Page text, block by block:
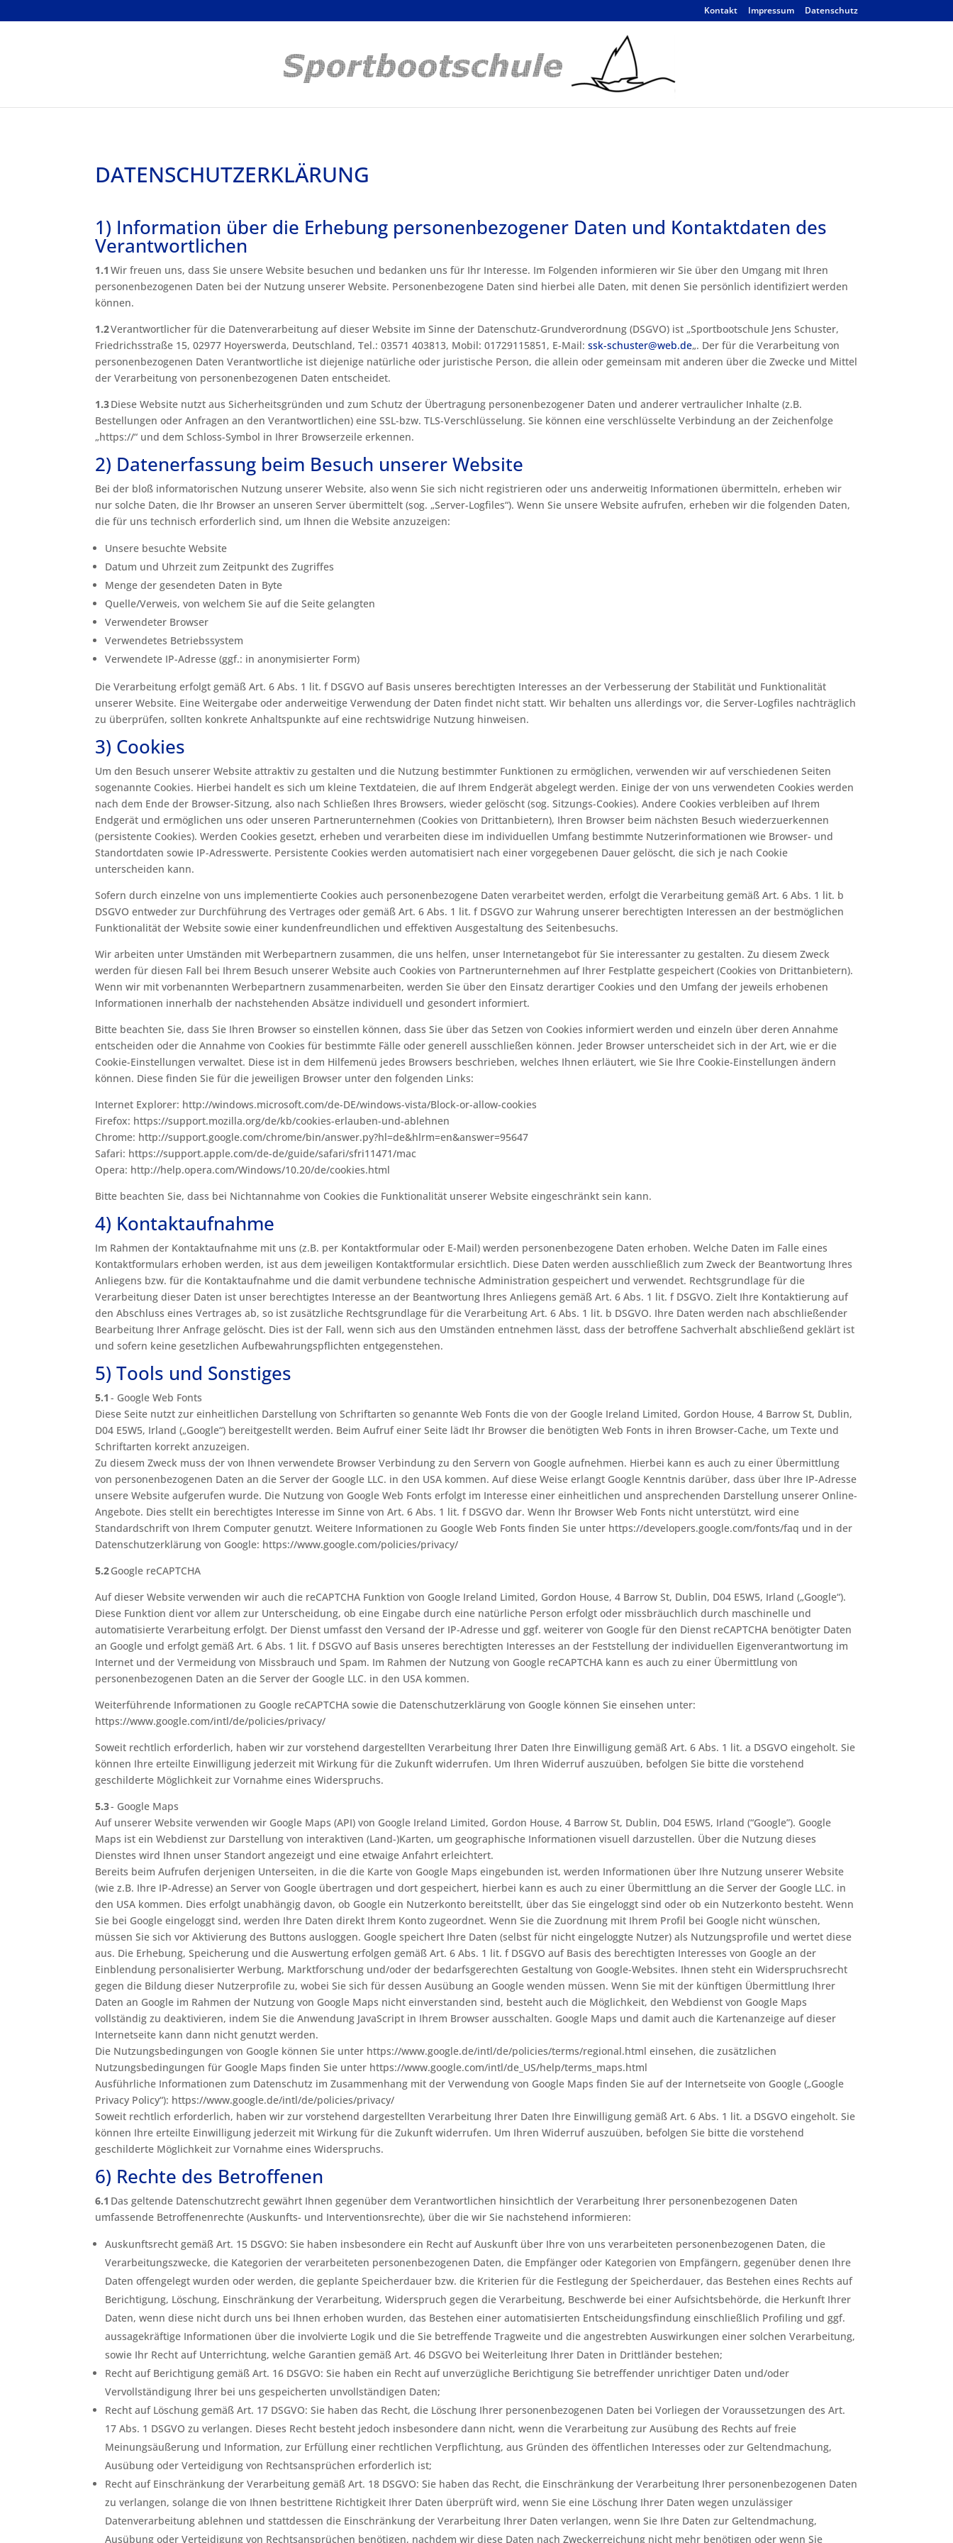
Kontakt Impressum Datenschutz
DATENSCHUTZERKLÄRUNG
1) Information über die Erhebung personenbezogener Daten und Kontaktdaten des
Verantwortlichen
1.1 Wir freuen uns, dass Sie unsere Website besuchen und bedanken uns für Ihr Interesse. Im Folgenden informieren wir Sie über den Umgang mit Ihren
personenbezogenen Daten bei der Nutzung unserer Website. Personenbezogene Daten sind hierbei alle Daten, mit denen Sie persönlich identifiziert werden
können.
1.2Verantwortlicher für die Datenverarbeitung auf dieser Website im Sinne der Datenschutz-Grundverordnung (DSGVO) ist „Sportbootschule Jens Schuster,
Friedrichsstraße 15, 02977 Hoyerswerda, Deutschland, Tel.: 03571 403813, Mobil: 01729115851, E-Mail:ssk-schuster@web.de„. Der für die Verarbeitung von
personenbezogenen Daten Verantwortliche ist diejenige natürliche oder juristische Person, die allein oder gemeinsam mit anderen über die Zwecke und Mittel
der Verarbeitung von personenbezogenen Daten entscheidet.
1.3Diese Website nutzt aus Sicherheitsgründen und zum Schutz der Übertragung personenbezogener Daten und anderer vertraulicher Inhalte (z.B.
Bestellungen oder Anfragen an den Verantwortlichen) eine SSL-bzw. TLS-Verschlüsselung. Sie können eine verschlüsselte Verbindung an der Zeichenfolge
„https://“ und dem Schloss-Symbol in Ihrer Browserzeile erkennen.
2) Datenerfassung beim Besuch unserer Website
Bei der bloß informatorischen Nutzung unserer Website, also wenn Sie sich nicht registrieren oder uns anderweitig Informationen übermitteln, erheben wir
nur solche Daten, die Ihr Browser an unseren Server übermittelt (sog. „Server-Logfiles“). Wenn Sie unsere Website aufrufen, erheben wir die folgenden Daten,
die für uns technisch erforderlich sind, um Ihnen die Website anzuzeigen:
Unsere besuchte Website
Datum und Uhrzeit zum Zeitpunkt des Zugriffes
Menge der gesendeten Daten in Byte
Quelle/Verweis, von welchem Sie auf die Seite gelangten
Verwendeter Browser
Verwendetes Betriebssystem
Verwendete IP-Adresse (ggf.: in anonymisierter Form)
Die Verarbeitung erfolgt gemäß Art. 6 Abs. 1 lit. f DSGVO auf Basis unseres berechtigten Interesses an der Verbesserung der Stabilität und Funktionalität
unserer Website. Eine Weitergabe oder anderweitige Verwendung der Daten findet nicht statt. Wir behalten uns allerdings vor, die Server-Logfiles nachträglich
zu überprüfen, sollten konkrete Anhaltspunkte auf eine rechtswidrige Nutzung hinweisen.
3) Cookies
Um den Besuch unserer Website attraktiv zu gestalten und die Nutzung bestimmter Funktionen zu ermöglichen, verwenden wir auf verschiedenen Seiten
sogenannte Cookies. Hierbei handelt es sich um kleine Textdateien, die auf Ihrem Endgerät abgelegt werden. Einige der von uns verwendeten Cookies werden
nach dem Ende der Browser-Sitzung, also nach Schließen Ihres Browsers, wieder gelöscht (sog. Sitzungs-Cookies). Andere Cookies verbleiben auf Ihrem
Endgerät und ermöglichen uns oder unseren Partnerunternehmen (Cookies von Drittanbietern), Ihren Browser beim nächsten Besuch wiederzuerkennen
(persistente Cookies). Werden Cookies gesetzt, erheben und verarbeiten diese im individuellen Umfang bestimmte Nutzerinformationen wie Browser- und
Standortdaten sowie IP-Adresswerte. Persistente Cookies werden automatisiert nach einer vorgegebenen Dauer gelöscht, die sich je nach Cookie
unterscheiden kann.
Sofern durch einzelne von uns implementierte Cookies auch personenbezogene Daten verarbeitet werden, erfolgt die Verarbeitung gemäß Art. 6 Abs. 1 lit. b
DSGVO entweder zur Durchführung des Vertrages oder gemäß Art. 6 Abs. 1 lit. f DSGVO zur Wahrung unserer berechtigten Interessen an der bestmöglichen
Funktionalität der Website sowie einer kundenfreundlichen und effektiven Ausgestaltung des Seitenbesuchs.
Wir arbeiten unter Umständen mit Werbepartnern zusammen, die uns helfen, unser Internetangebot für Sie interessanter zu gestalten. Zu diesem Zweck
werden für diesen Fall bei Ihrem Besuch unserer Website auch Cookies von Partnerunternehmen auf Ihrer Festplatte gespeichert (Cookies von Drittanbietern).
Wenn wir mit vorbenannten Werbepartnern zusammenarbeiten, werden Sie über den Einsatz derartiger Cookies und den Umfang der jeweils erhobenen
Informationen innerhalb der nachstehenden Absätze individuell und gesondert informiert.
Bitte beachten Sie, dass Sie Ihren Browser so einstellen können, dass Sie über das Setzen von Cookies informiert werden und einzeln über deren Annahme
entscheiden oder die Annahme von Cookies für bestimmte Fälle oder generell ausschließen können. Jeder Browser unterscheidet sich in der Art, wie er die
Cookie-Einstellungen verwaltet. Diese ist in dem Hilfemenü jedes Browsers beschrieben, welches Ihnen erläutert, wie Sie Ihre Cookie-Einstellungen ändern
können. Diese finden Sie für die jeweiligen Browser unter den folgenden Links:
Internet Explorer: http://windows.microsoft.com/de-DE/windows-vista/Block-or-allow-cookies
Firefox: https://support.mozilla.org/de/kb/cookies-erlauben-und-ablehnen
Chrome: http://support.google.com/chrome/bin/answer.py?hl=de&hlrm=en&answer=95647
Safari: https://support.apple.com/de-de/guide/safari/sfri11471/mac
Opera: http://help.opera.com/Windows/10.20/de/cookies.html
Bitte beachten Sie, dass bei Nichtannahme von Cookies die Funktionalität unserer Website eingeschränkt sein kann.
4) Kontaktaufnahme
Im Rahmen der Kontaktaufnahme mit uns (z.B. per Kontaktformular oder E-Mail) werden personenbezogene Daten erhoben. Welche Daten im Falle eines
Kontaktformulars erhoben werden, ist aus dem jeweiligen Kontaktformular ersichtlich. Diese Daten werden ausschließlich zum Zweck der Beantwortung Ihres
Anliegens bzw. für die Kontaktaufnahme und die damit verbundene technische Administration gespeichert und verwendet. Rechtsgrundlage für die
Verarbeitung dieser Daten ist unser berechtigtes Interesse an der Beantwortung Ihres Anliegens gemäß Art. 6 Abs. 1 lit. f DSGVO. Zielt Ihre Kontaktierung auf
den Abschluss eines Vertrages ab, so ist zusätzliche Rechtsgrundlage für die Verarbeitung Art. 6 Abs. 1 lit. b DSGVO. Ihre Daten werden nach abschließender
Bearbeitung Ihrer Anfrage gelöscht. Dies ist der Fall, wenn sich aus den Umständen entnehmen lässt, dass der betroffene Sachverhalt abschließend geklärt ist
und sofern keine gesetzlichen Aufbewahrungspflichten entgegenstehen.
5) Tools und Sonstiges
5.1 - Google Web Fonts
Diese Seite nutzt zur einheitlichen Darstellung von Schriftarten so genannte Web Fonts die von der Google Ireland Limited, Gordon House, 4 Barrow St, Dublin,
D04 E5W5, Irland („Google“) bereitgestellt werden. Beim Aufruf einer Seite lädt Ihr Browser die benötigten Web Fonts in ihren Browser-Cache, um Texte und
Schriftarten korrekt anzuzeigen.
Zu diesem Zweck muss der von Ihnen verwendete Browser Verbindung zu den Servern von Google aufnehmen. Hierbei kann es auch zu einer Übermittlung
von personenbezogenen Daten an die Server der Google LLC. in den USA kommen. Auf diese Weise erlangt Google Kenntnis darüber, dass über Ihre IP-Adresse
unsere Website aufgerufen wurde. Die Nutzung von Google Web Fonts erfolgt im Interesse einer einheitlichen und ansprechenden Darstellung unserer Online-
Angebote. Dies stellt ein berechtigtes Interesse im Sinne von Art. 6 Abs. 1 lit. f DSGVO dar. Wenn Ihr Browser Web Fonts nicht unterstützt, wird eine
Standardschrift von Ihrem Computer genutzt. Weitere Informationen zu Google Web Fonts finden Sie unter https://developers.google.com/fonts/faq und in der
Datenschutzerklärung von Google: https://www.google.com/policies/privacy/
5.2Google reCAPTCHA
Auf dieser Website verwenden wir auch die reCAPTCHA Funktion von Google Ireland Limited, Gordon House, 4 Barrow St, Dublin, D04 E5W5, Irland („Google“).
Diese Funktion dient vor allem zur Unterscheidung, ob eine Eingabe durch eine natürliche Person erfolgt oder missbräuchlich durch maschinelle und
automatisierte Verarbeitung erfolgt. Der Dienst umfasst den Versand der IP-Adresse und ggf. weiterer von Google für den Dienst reCAPTCHA benötigter Daten
an Google und erfolgt gemäß Art. 6 Abs. 1 lit. f DSGVO auf Basis unseres berechtigten Interesses an der Feststellung der individuellen Eigenverantwortung im
Internet und der Vermeidung von Missbrauch und Spam. Im Rahmen der Nutzung von Google reCAPTCHA kann es auch zu einer Übermittlung von
personenbezogenen Daten an die Server der Google LLC. in den USA kommen.
Weiterführende Informationen zu Google reCAPTCHA sowie die Datenschutzerklärung von Google können Sie einsehen unter:
https://www.google.com/intl/de/policies/privacy/
Soweit rechtlich erforderlich, haben wir zur vorstehend dargestellten Verarbeitung Ihrer Daten Ihre Einwilligung gemäß Art. 6 Abs. 1 lit. a DSGVO eingeholt. Sie
können Ihre erteilte Einwilligung jederzeit mit Wirkung für die Zukunft widerrufen. Um Ihren Widerruf auszuüben, befolgen Sie bitte die vorstehend
geschilderte Möglichkeit zur Vornahme eines Widerspruchs.
5.3- Google Maps
Auf unserer Website verwenden wir Google Maps (API) von Google Ireland Limited, Gordon House, 4 Barrow St, Dublin, D04 E5W5, Irland (“Google”). Google
Maps ist ein Webdienst zur Darstellung von interaktiven (Land-)Karten, um geographische Informationen visuell darzustellen. Über die Nutzung dieses
Dienstes wird Ihnen unser Standort angezeigt und eine etwaige Anfahrt erleichtert.
Bereits beim Aufrufen derjenigen Unterseiten, in die die Karte von Google Maps eingebunden ist, werden Informationen über Ihre Nutzung unserer Website
(wie z.B. Ihre IP-Adresse) an Server von Google übertragen und dort gespeichert, hierbei kann es auch zu einer Übermittlung an die Server der Google LLC. in
den USA kommen. Dies erfolgt unabhängig davon, ob Google ein Nutzerkonto bereitstellt, über das Sie eingeloggt sind oder ob ein Nutzerkonto besteht. Wenn
Sie bei Google eingeloggt sind, werden Ihre Daten direkt Ihrem Konto zugeordnet. Wenn Sie die Zuordnung mit Ihrem Profil bei Google nicht wünschen,
müssen Sie sich vor Aktivierung des Buttons ausloggen. Google speichert Ihre Daten (selbst für nicht eingeloggte Nutzer) als Nutzungsprofile und wertet diese
aus. Die Erhebung, Speicherung und die Auswertung erfolgen gemäß Art. 6 Abs. 1 lit. f DSGVO auf Basis des berechtigten Interesses von Google an der
Einblendung personalisierter Werbung, Marktforschung und/oder der bedarfsgerechten Gestaltung von Google-Websites. Ihnen steht ein Widerspruchsrecht
gegen die Bildung dieser Nutzerprofile zu, wobei Sie sich für dessen Ausübung an Google wenden müssen. Wenn Sie mit der künftigen Übermittlung Ihrer
Daten an Google im Rahmen der Nutzung von Google Maps nicht einverstanden sind, besteht auch die Möglichkeit, den Webdienst von Google Maps
vollständig zu deaktivieren, indem Sie die Anwendung JavaScript in Ihrem Browser ausschalten. Google Maps und damit auch die Kartenanzeige auf dieser
Internetseite kann dann nicht genutzt werden.
Die Nutzungsbedingungen von Google können Sie unter https://www.google.de/intl/de/policies/terms/regional.html einsehen, die zusätzlichen
Nutzungsbedingungen für Google Maps finden Sie unter https://www.google.com/intl/de_US/help/terms_maps.html
Ausführliche Informationen zum Datenschutz im Zusammenhang mit der Verwendung von Google Maps finden Sie auf der Internetseite von Google („Google
Privacy Policy“): https://www.google.de/intl/de/policies/privacy/
Soweit rechtlich erforderlich, haben wir zur vorstehend dargestellten Verarbeitung Ihrer Daten Ihre Einwilligung gemäß Art. 6 Abs. 1 lit. a DSGVO eingeholt. Sie
können Ihre erteilte Einwilligung jederzeit mit Wirkung für die Zukunft widerrufen. Um Ihren Widerruf auszuüben, befolgen Sie bitte die vorstehend
geschilderte Möglichkeit zur Vornahme eines Widerspruchs.
6) Rechte des Betroffenen
6.1 Das geltende Datenschutzrecht gewährt Ihnen gegenüber dem Verantwortlichen hinsichtlich der Verarbeitung Ihrer personenbezogenen Daten
umfassende Betroffenenrechte (Auskunfts- und Interventionsrechte), über die wir Sie nachstehend informieren:
Auskunftsrecht gemäß Art. 15 DSGVO: Sie haben insbesondere ein Recht auf Auskunft über Ihre von uns verarbeiteten personenbezogenen Daten, die
Verarbeitungszwecke, die Kategorien der verarbeiteten personenbezogenen Daten, die Empfänger oder Kategorien von Empfängern, gegenüber denen Ihre
Daten offengelegt wurden oder werden, die geplante Speicherdauer bzw. die Kriterien für die Festlegung der Speicherdauer, das Bestehen eines Rechts auf
Berichtigung, Löschung, Einschränkung der Verarbeitung, Widerspruch gegen die Verarbeitung, Beschwerde bei einer Aufsichtsbehörde, die Herkunft Ihrer
Daten, wenn diese nicht durch uns bei Ihnen erhoben wurden, das Bestehen einer automatisierten Entscheidungsfindung einschließlich Profiling und ggf.
aussagekräftige Informationen über die involvierte Logik und die Sie betreffende Tragweite und die angestrebten Auswirkungen einer solchen Verarbeitung,
sowie Ihr Recht auf Unterrichtung, welche Garantien gemäß Art. 46 DSGVO bei Weiterleitung Ihrer Daten in Drittländer bestehen;
Recht auf Berichtigung gemäß Art. 16 DSGVO: Sie haben ein Recht auf unverzügliche Berichtigung Sie betreffender unrichtiger Daten und/oder
Vervollständigung Ihrer bei uns gespeicherten unvollständigen Daten;
Recht auf Löschung gemäß Art. 17 DSGVO: Sie haben das Recht, die Löschung Ihrer personenbezogenen Daten bei Vorliegen der Voraussetzungen des Art.
17 Abs. 1 DSGVO zu verlangen. Dieses Recht besteht jedoch insbesondere dann nicht, wenn die Verarbeitung zur Ausübung des Rechts auf freie
Meinungsäußerung und Information, zur Erfüllung einer rechtlichen Verpflichtung, aus Gründen des öffentlichen Interesses oder zur Geltendmachung,
Ausübung oder Verteidigung von Rechtsansprüchen erforderlich ist;
Recht auf Einschränkung der Verarbeitung gemäß Art. 18 DSGVO: Sie haben das Recht, die Einschränkung der Verarbeitung Ihrer personenbezogenen Daten
zu verlangen, solange die von Ihnen bestrittene Richtigkeit Ihrer Daten überprüft wird, wenn Sie eine Löschung Ihrer Daten wegen unzulässiger
Datenverarbeitung ablehnen und stattdessen die Einschränkung der Verarbeitung Ihrer Daten verlangen, wenn Sie Ihre Daten zur Geltendmachung,
Ausübung oder Verteidigung von Rechtsansprüchen benötigen, nachdem wir diese Daten nach Zweckerreichung nicht mehr benötigen oder wenn Sie